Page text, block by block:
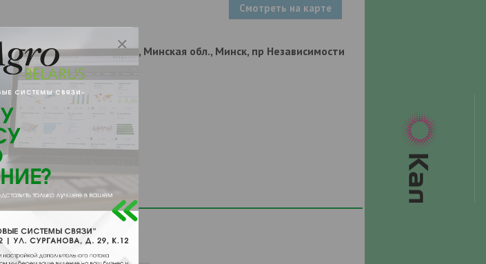
Смотреть на карте
220114, Беларусь, Минская обл., Минск, пр Независимости
157-212а